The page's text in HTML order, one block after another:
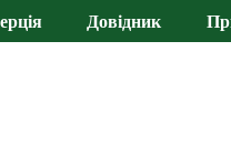
Довідник